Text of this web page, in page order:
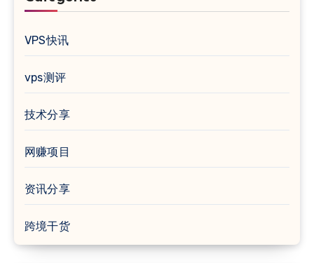
VPS快讯
vps测评
技术分享
网赚项目
资讯分享
跨境干货